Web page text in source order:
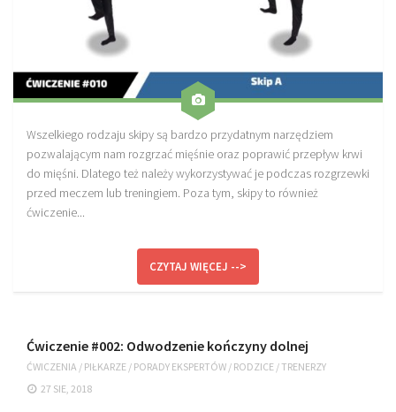
Wszelkiego rodzaju skipy są bardzo przydatnym narzędziem
pozwalającym nam rozgrzać mięśnie oraz poprawić przepływ krwi
do mięśni. Dlatego też należy wykorzystywać je podczas rozgrzewki
przed meczem lub treningiem. Poza tym, skipy to również
ćwiczenie...
CZYTAJ WIĘCEJ -->
Ćwiczenie #002: Odwodzenie kończyny dolnej
ĆWICZENIA / PIŁKARZE / PORADY EKSPERTÓW / RODZICE /TRENERZY
27 SIE, 2018